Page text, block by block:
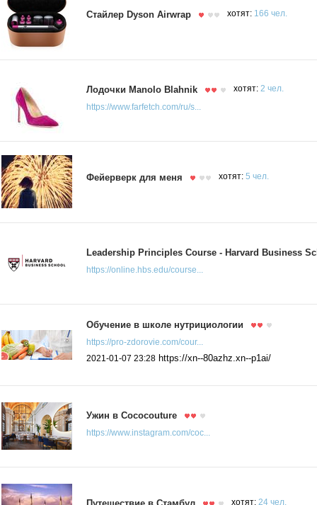
Стайлер Dyson Airwrap хотят: 166 чел.
Лодочки Manolo Blahnik хотят: 2 чел.
https://www.farfetch.com/ru/s...
Фейерверк для меня хотят: 5 чел.
Leadership Principles Course - Harvard Business
https://online.hbs.edu/course...
Обучение в школе нутрициологии
https://pro-zdorovie.com/cour...
2021-01-07 23:28 https://xn--80azhz.xn--p1ai/
Ужин в Cococouture
https://www.instagram.com/coc...
хотят: 24 чел.